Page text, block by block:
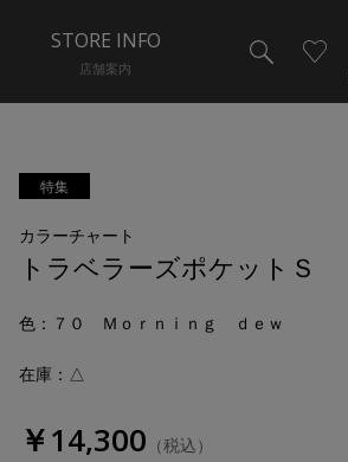
STORE INFO
店舗案内
特集
カラーチャート
トラベラーズポケットＳ
色 ：７０ Ｍｏｒｎｉｎｇ ｄｅｗ
在庫：△
￥14,300 （税込）